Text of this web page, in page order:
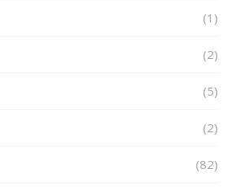
(1)
(2)
(5)
(2)
(82)